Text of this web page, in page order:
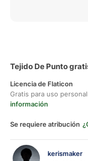
Tejido De Punto
Licencia de Flaticon
Gratis para uso
información
Se requiere atribución
kerismaker